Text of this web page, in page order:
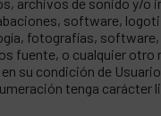
archivos de sonido y/o
software,
fotografías, software,
fuente, o cualquier otro
su condición de
tenga carácter